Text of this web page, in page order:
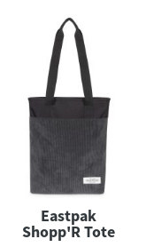
Eastpak
Shopp'R Tote